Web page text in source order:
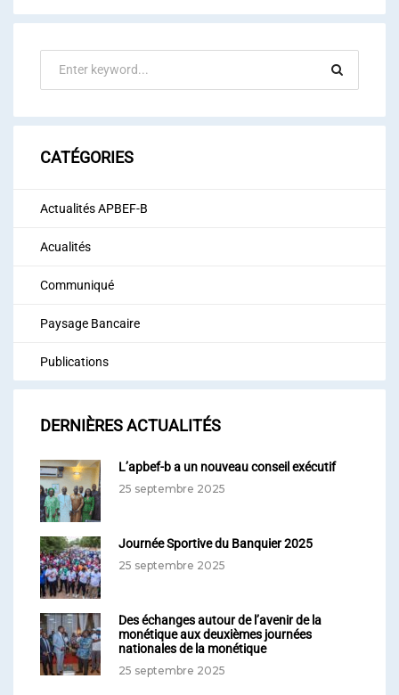
CATÉGORIES
Actualités APBEF-B
Acualités
Communiqué
Paysage Bancaire
Publications
DERNIÈRES ACTUALITÉS
L’apbef-b a un nouveau conseil exécutif
25 septembre 2025
Journée Sportive du Banquier 2025
25 septembre 2025
Des échanges autour de l’avenir de la
monétique aux deuxièmes journées
nationales de la monétique
25 septembre 2025